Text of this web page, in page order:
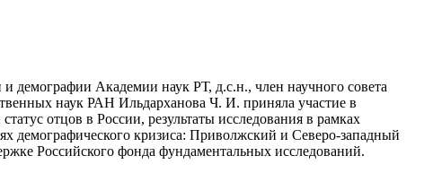
и демографии Академии наук РТ, д.с.н., член научного совета
наук РАН Ильдарханова Ч. И. приняла участие в
отцов в России, результаты исследования в рамках
демографического кризиса: Приволжский и Северо-западный
Российского фонда фундаментальных исследований.